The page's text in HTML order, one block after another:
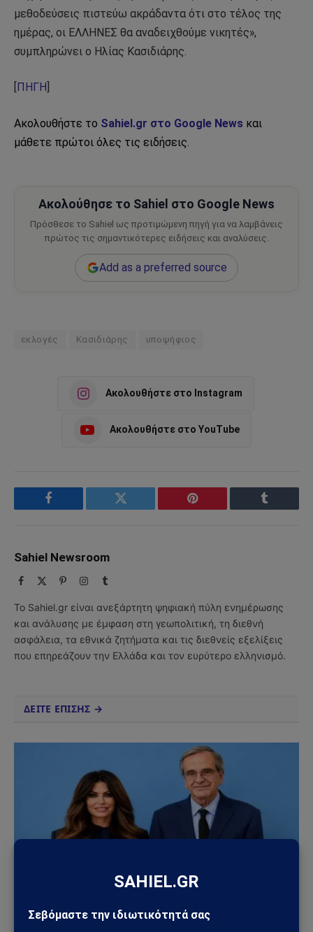
μεθοδεύσεις πιστεύω ακράδαντα ότι στο τέλος της
ημέρας, οι ΕΛΛΗΝΕΣ θα αναδειχθούμε νικητές»,
συμπληρώνει ο Ηλίας Κασιδιάρης.
ΠΗΓΗ
Ακολουθήστε το Sahiel.gr στο Google News και
μάθετε πρώτοι όλες τις ειδήσεις.
Ακολούθησε το Sahiel στο Google News
Πρόσθεσε το Sahiel ως προτιμώμενη πηγή για να λαμβάνεις
πρώτος τις σημαντικότερες ειδήσεις και αναλύσεις.
Add as a preferred source
εκλογές Κασιδιάρης υποψήφιος
Ακολουθήστε στο Instagram
Ακολουθήστε στο YouTube
Facebook Twitter Pinterest Tumblr
Sahiel Newsroom
Facebook PinterestInstagram
Tumblr
Το Sahiel.gr είναι ανεξάρτητη ψηφιακή πύλη ενημέρωσης
και ανάλυσης με έμφαση στη γεωπολιτική, τη διεθνή
ασφάλεια, τα εθνικά ζητήματα και τις διεθνείς εξελίξεις
που επηρεάζουν την Ελλάδα και τον ευρύτερο ελληνισμό.
ΔΕΙΤΕ ΕΠΙΣΗΣ →
ΠΟΛΙΤΙΚΉ